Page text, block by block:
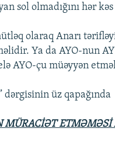
sol olmadığını hər
olaraq Anarı
Ya da AYO-nun
AYO-çu müəyyən
dərgisinin üz qapağında
MÜRACİƏT ETMƏMƏSİ